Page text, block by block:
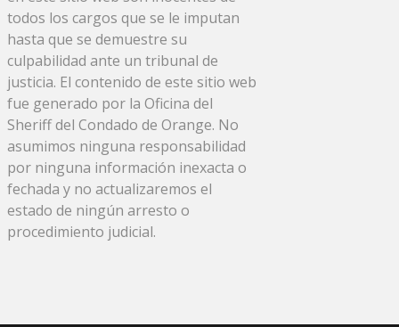
todos los cargos que se le imputan
hasta que se demuestre su
culpabilidad ante un tribunal de
justicia. El contenido de este sitio web
fue generado por la Oficina del
Sheriff del Condado de Orange. No
asumimos ninguna responsabilidad
por ninguna información inexacta o
fechada y no actualizaremos el
estado de ningún arresto o
procedimiento judicial.